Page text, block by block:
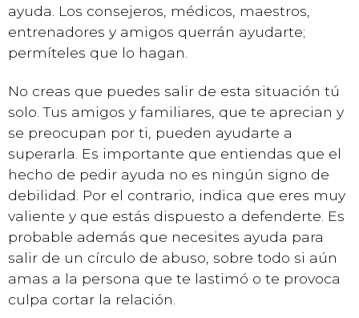
ayuda. Los consejeros, médicos, maestros,
entrenadores y amigos querrán ayudarte;
permíteles que lo hagan.
No creas que puedes salir de esta situación tú
solo. Tus amigos y familiares, que te aprecian y
se preocupan por ti, pueden ayudarte a
superarla. Es importante que entiendas que el
hecho de pedir ayuda no es ningún signo de
debilidad. Por el contrario, indica que eres muy
valiente y que estás dispuesto a defenderte. Es
probable además que necesites ayuda para
salir de un círculo de abuso, sobre todo si aún
amas a la persona que te lastimó o te provoca
culpa cortar la relación.